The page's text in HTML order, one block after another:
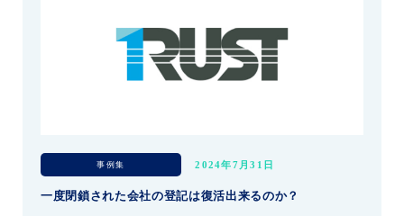
一度閉鎖された会社の登記は復活出来るのか？
事例集 2024年7月31日